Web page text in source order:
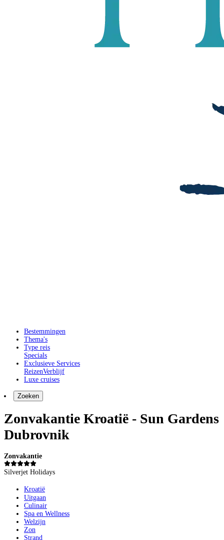
Bestemmingen
Thema's
Type reis
Specials
Exclusieve Services
ReizenVerblijf
Luxe cruises
Zoeken
Zonvakantie Kroatië - Sun Gardens
Dubrovnik
Zonvakantie
Silverjet Holidays
Kroatië
Uitgaan
Culinair
Spa en Wellness
Welzijn
Zon
Strand